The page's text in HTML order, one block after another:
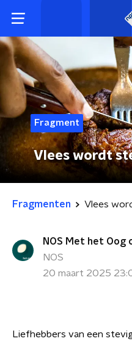
Fragment
Vlees wordt
Fragmenten Vlees
NOS Met het Oog
NOS
20 maart 2025
Liefhebbers van een